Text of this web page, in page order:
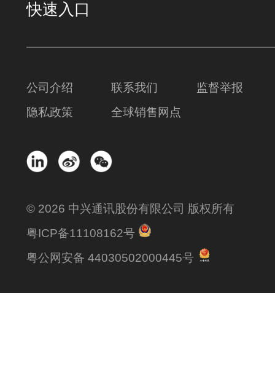
快速入口
公司介绍 联系我们
监督举报
隐私政策
全球销售网点
© 2026 中兴通讯股份有限公司 版权所有
粤ICP备11108162号
粤公网安备 44030502000445号